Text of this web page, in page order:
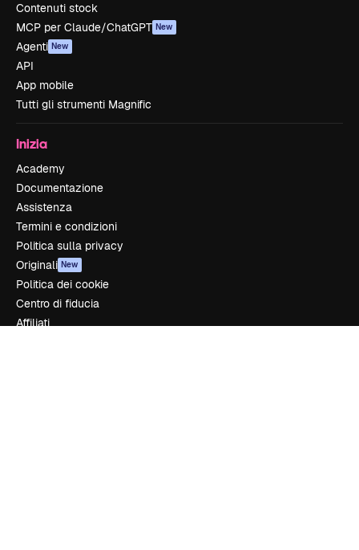
Contenuti stock
MCP per Claude/ChatGPT New
Agenti New
API
App mobile
Tutti gli strumenti Magnific
Inizia
Academy
Documentazione
Assistenza
Termini e condizioni
Politica sulla privacy
Originali New
Politica dei cookie
Centro di fiducia
Affiliati